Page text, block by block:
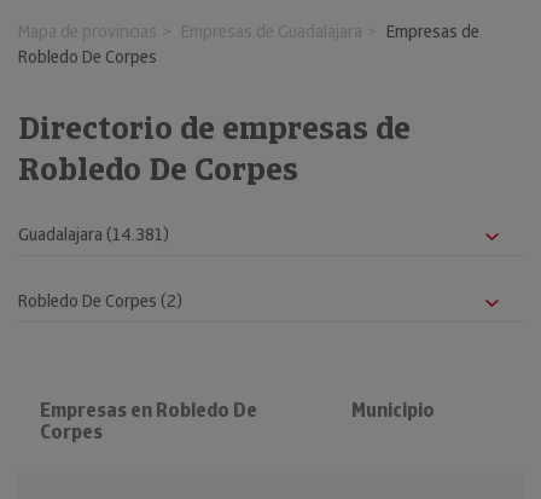
Mapa de provincias Empresas de Guadalajara
Empresas de
Robledo De Corpes
Directorio de empresas de
Robledo De Corpes
Empresas en Robledo De
Corpes
Municipio